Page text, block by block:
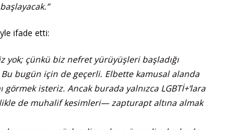
ifade etti:
yok; çünkü biz nefret yürüyüşleri başladığı
bugün için de geçerli. Elbette kamusal alanda
görmek isteriz. Ancak burada yalnızca LGBTİ+’lara
de muhalif kesimleri— zapturapt altına almak